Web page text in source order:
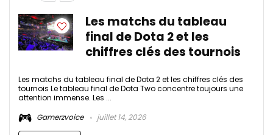
Les matchs du tableau
final de Dota 2 et les
chiffres clés des tournois
Les matchs du tableau final de Dota 2 et les chiffres clés des
tournois Le tableau final de Dota Two concentre toujours une
attention immense. Les ...
Gamerzvoice
juillet 14, 2026